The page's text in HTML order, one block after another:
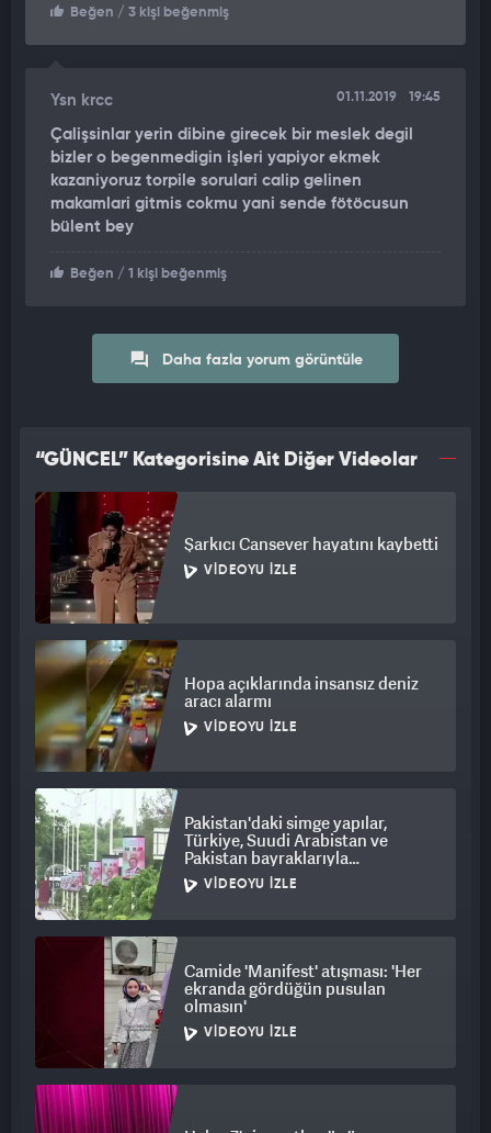
Beğen / 3 kişi beğenmiş
Ysn krcc 01.11.2019 19:45
Çalişsinlar yerin dibine girecek bir meslek degil
bizler o begenmedigin işleri yapiyor ekmek
kazaniyoruz torpile sorulari calip gelinen
makamlari gitmis cokmu yani sende fötöcusun
bülent bey
Beğen / 1 kişi beğenmiş
Daha fazla yorum görüntüle
“GÜNCEL” Kategorisine Ait Diğer Videolar
Şarkıcı Cansever hayatını kaybetti
VIDEOYU İZLE
Hopa açıklarında insansız deniz
aracı alarmı
VIDEOYU İZLE
Pakistan'daki simge yapılar,
Türkiye, Suudi Arabistan ve
Pakistan bayraklarıyla
ışıklandırıldı
VIDEOYU İZLE
Camide 'Manifest' atışması: 'Her
ekranda gördüğün pusulan
olmasın'
VIDEOYU İZLE